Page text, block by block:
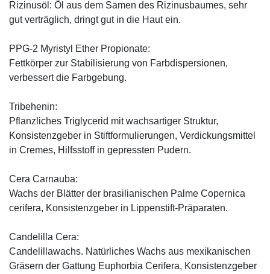
Rizinusöl: Öl aus dem Samen des Rizinusbaumes, sehr
gut verträglich, dringt gut in die Haut ein.
PPG-2 Myristyl Ether Propionate:
Fettkörper zur Stabilisierung von Farbdispersionen,
verbessert die Farbgebung.
Tribehenin:
Pflanzliches Triglycerid mit wachsartiger Struktur,
Konsistenzgeber in Stiftformulierungen, Verdickungsmittel
in Cremes, Hilfsstoff in gepressten Pudern.
Cera Carnauba:
Wachs der Blätter der brasilianischen Palme Copernica
cerifera, Konsistenzgeber in Lippenstift-Präparaten.
Candelilla Cera:
Candelillawachs. Natürliches Wachs aus mexikanischen
Gräsern der Gattung Euphorbia Cerifera, Konsistenzgeber